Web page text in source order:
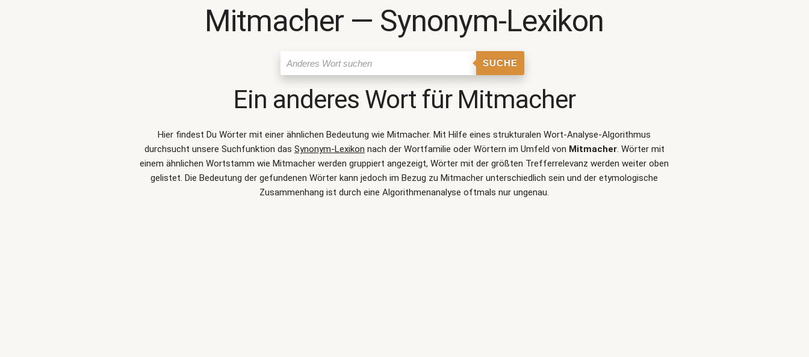
Mitmacher ― Synonym-Lexikon
SUCHE
Ein anderes Wort für Mitmacher
Hier findest Du Wörter mit einer ähnlichen Bedeutung wieMitmacher. Mit Hilfe eines strukturalen Wort-Analyse-Algorithmus
durchsucht unsere Suchfunktion das Synonym-Lexikon nach der Wortfamilie oder Wörtern im Umfeld von Mitmacher. Wörter mit
einem ähnlichen Wortstamm wie Mitmacher werden gruppiert angezeigt, Wörter mit der größten Trefferrelevanz werden weiter oben
gelistet. Die Bedeutung der gefundenen Wörter kann jedoch im Bezug zu Mitmacher unterschiedlich sein und der etymologische
Zusammenhang ist durch eine Algorithmenanalyse oftmals nur ungenau.